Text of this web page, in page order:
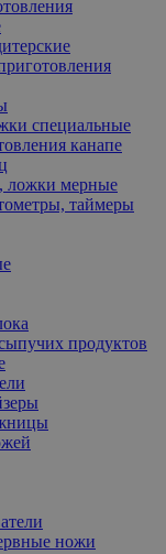
специальные
канапе
мерные
таймеры
продуктов
ножи